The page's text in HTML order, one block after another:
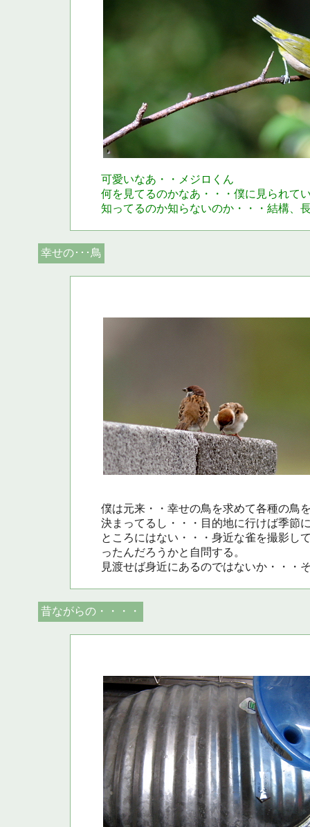
可愛いなあ・・メジロくん
何を見てるのかなあ・・・僕に見られて
知ってるのか知らないのか・・・結構、
幸せの･･･鳥
僕は元来・・幸せの鳥を求めて各種の鳥
決まってるし・・・目的地に行けば季節
ところにはない・・・身近な雀を撮影し
ったんだろうかと自問する。
見渡せば身近にあるのではないか・・・
昔ながらの・・・・